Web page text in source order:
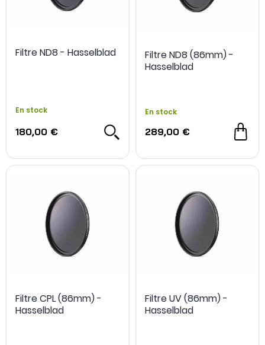
Filtre ND8 - Hasselblad
En stock
180,00 €
Filtre ND8 (86mm) -
Hasselblad
En stock
289,00 €
Filtre CPL (86mm) -
Hasselblad
Filtre UV (86mm) -
Hasselblad